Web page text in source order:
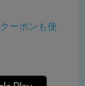
ーポンも使